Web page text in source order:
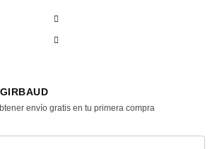
envío gratis en tu primera compra